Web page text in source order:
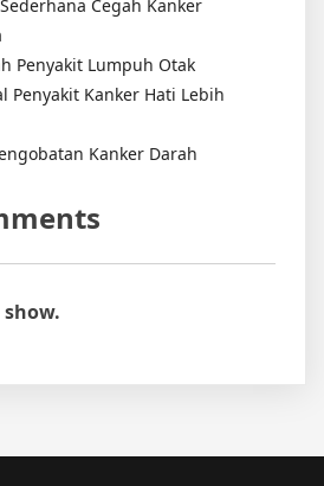
Cegah Kanker
Penyakit Lumpuh Otak
Penyakit Kanker Hati Lebih
Kanker Darah